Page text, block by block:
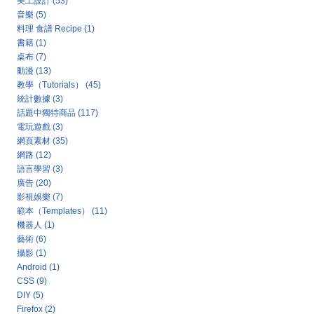
音樂 (5)
料理 食譜 Recipe (1)
書籍 (1)
桌布 (7)
動漫 (13)
教學（Tutorials）
(45)
統計數據 (3)
話題中獨特商品 (117)
電玩遊戲 (3)
網頁素材 (35)
網路 (12)
語言學習 (3)
廣告 (20)
影視娛樂 (7)
範本（Templates）
(11)
機器人 (1)
藝術 (6)
攝影 (1)
Android (1)
CSS (9)
DIY (5)
Firefox (2)